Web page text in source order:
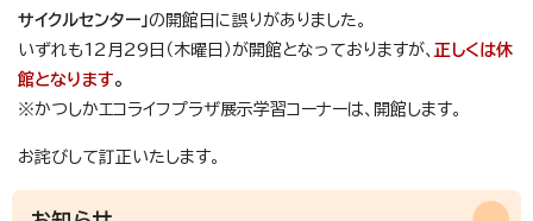
サイクルセンター」の開館日に誤りがありました。
いずれも12月29日（木曜日）が開館となっておりますが、 正しくは休
館となります。
※かつしかエコライフプラザ展示学習コーナーは、開館します。
お詫びして訂正いたします。